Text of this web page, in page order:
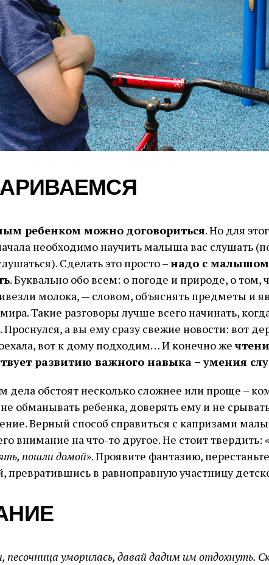
ребенком можно договориться. Но для
необходимо научить малыша вас слушать
Сделать это просто –надо с малышом
. Буквально обо всем: о погоде и природе, о том,
молока, — словом, объяснять предметы и
Такие разговоры лучше всего начинать,
а вы ему сразу свежие новости: вот
вот к дому подходим… И конечно же
развитию важного навыка – умения
дела обстоят несколько сложнее или проще –
обманывать ребенка, доверять ему и не
Верный способ справиться с капризами
внимание на что-то другое. Не стоит твердить: «
пошли домой». Проявите фантазию,
превратившись в равноправную участницу
песочница уморилась, давай дадим им отдохнуть.